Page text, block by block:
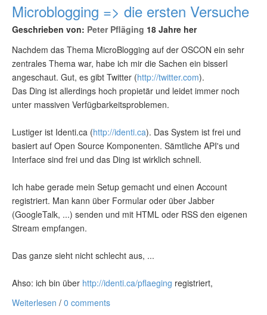
Microblogging => die ersten Versuche
Geschrieben von: Peter Pfläging 18 Jahre her
Nachdem das Thema MicroBlogging auf der OSCON ein sehr
zentrales Thema war, habe ich mir die Sachen ein bisserl
angeschaut. Gut, es gibt Twitter (http://twitter.com).
Das Ding ist allerdings hoch propietär und leidet immer noch
unter massiven Verfügbarkeitsproblemen.
Lustiger ist Identi.ca (http://identi.ca). Das System ist frei und
basiert auf Open Source Komponenten. Sämtliche API's und
Interface sind frei und das Ding ist wirklich schnell.
Ich habe gerade mein Setup gemacht und einen Account
registriert. Man kann über Formular oder über Jabber
(GoogleTalk, ...) senden und mit HTML oder RSS den eigenen
Stream empfangen.
Das ganze sieht nicht schlecht aus, ...
Ahso: ich bin über http://identi.ca/pflaeging registriert,
Weiterlesen / 0 comments